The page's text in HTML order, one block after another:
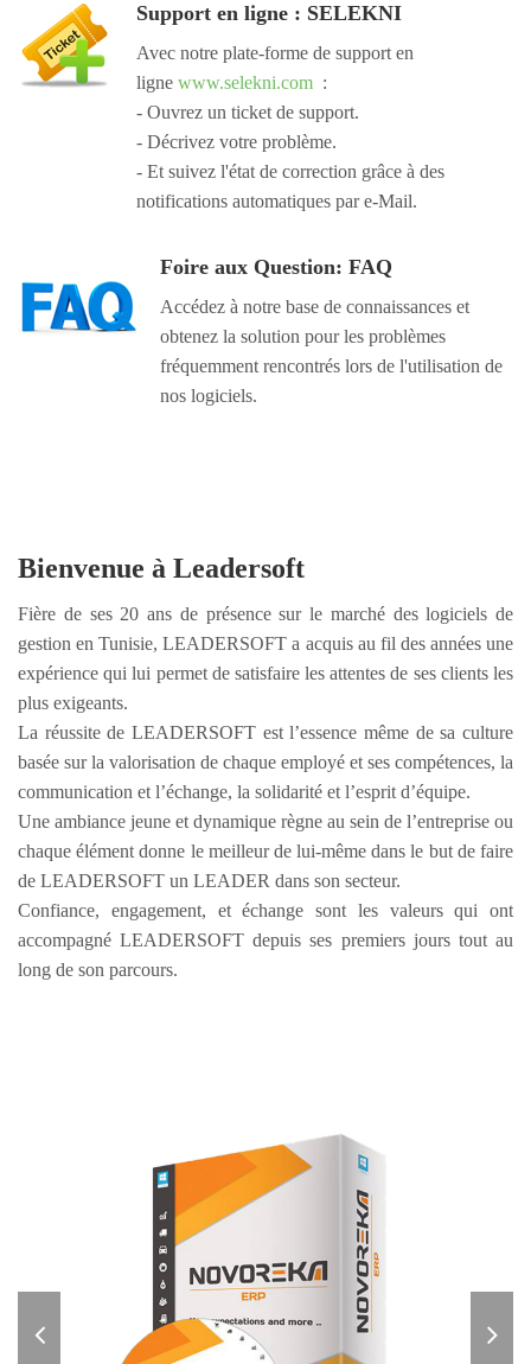
Support en ligne : SELEKNI
Avec notre plate-forme de support en
ligne www.selekni.com :
- Ouvrez un ticket de support.
- Décrivez votre problème.
- Et suivez l'état de correction grâce à des
notifications automatiques par e-Mail.
Foire aux Question: FAQ
Accédez à notre base de connaissances et
obtenez la solution pour les problèmes
fréquemment rencontrés lors de l'utilisation de
nos logiciels.
Bienvenue à Leadersoft
Fière de ses 20 ans de présence sur le marché des logiciels de
gestion en Tunisie, LEADERSOFT a acquis au fil des années une
expérience qui lui permet de satisfaire les attentes de ses clients les
plus exigeants.
La réussite de LEADERSOFT est l’essence même de sa culture
basée sur la valorisation de chaque employé et ses compétences, la
communication et l’échange, la solidarité et l’esprit d’équipe.
Une ambiance jeune et dynamique règne au sein de l’entreprise ou
chaque élément donne le meilleur de lui-même dans le but de faire
de LEADERSOFT un LEADER dans son secteur.
Confiance, engagement, et échange sont les valeurs qui ont
accompagné LEADERSOFT depuis ses premiers jours tout au
long de son parcours.